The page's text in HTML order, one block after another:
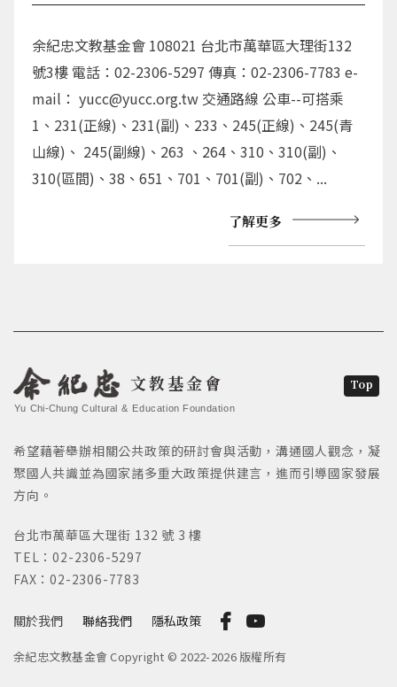
余紀忠文教基金會 108021 台北市萬華區大理街132
號3樓 電話：02-2306-5297 傳真：02-2306-7783 e-
mail： yucc@yucc.org.tw 交通路線 公車--可搭乘
1、231(正線)、231(副)、233、245(正線)、245(青
山線)、 245(副線)、263 、264、310、310(副)、
310(區間)、38、651、701、701(副)、702、...
了解更多
文教基金會
Yu Chi-Chung Cultural & Education Foundation
關於我們 聯絡我們 隱私政策
希望藉著舉辦相關公共政策的研討會與活動，溝通國人觀念，凝
聚國人共識並為國家諸多重大政策提供建言，進而引導國家發展
方向。
台北市萬華區大理街 132 號 3 樓
TEL：02-2306-5297
FAX：02-2306-7783
余紀忠文教基金會 Copyright © 2022-2026 版權所有
Top